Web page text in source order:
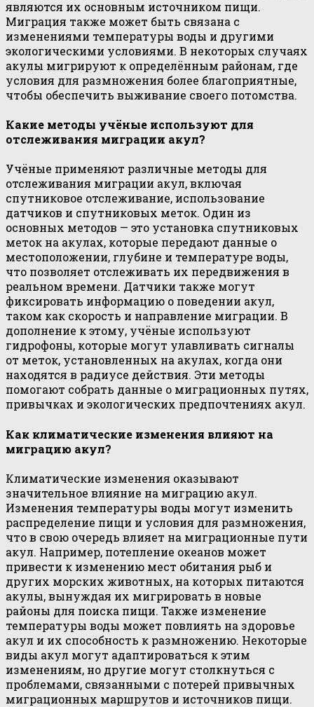
являются их основным источником пищи.
Миграция также может быть связана с
изменениями температуры воды и другими
экологическими условиями. В некоторых случаях
акулы мигрируют к определённым районам, где
условия для размножения более благоприятные,
чтобы обеспечить выживание своего потомства.
Какие методы учёные используют для
отслеживания миграции акул?
Учёные применяют различные методы для
отслеживания миграции акул, включая
спутниковое отслеживание, использование
датчиков и спутниковых меток. Один из
основных методов — это установка спутниковых
меток на акулах, которые передают данные о
местоположении, глубине и температуре воды,
что позволяет отслеживать их передвижения в
реальном времени. Датчики также могут
фиксировать информацию о поведении акул,
таком как скорость и направление миграции. В
дополнение к этому, учёные используют
гидрофоны, которые могут улавливать сигналы
от меток, установленных на акулах, когда они
находятся в радиусе действия. Эти методы
помогают собрать данные о миграционных путях,
привычках и экологических предпочтениях акул.
Как климатические изменения влияют на
миграцию акул?
Климатические изменения оказывают
значительное влияние на миграцию акул.
Изменения температуры воды могут изменить
распределение пищи и условия для размножения,
что в свою очередь влияет на миграционные пути
акул. Например, потепление океанов может
привести к изменению мест обитания рыб и
других морских животных, на которых питаются
акулы, вынуждая их мигрировать в новые
районы для поиска пищи. Также изменение
температуры воды может повлиять на здоровье
акул и их способность к размножению. Некоторые
виды акул могут адаптироваться к этим
изменениям, но другие могут столкнуться с
проблемами, связанными с потерей привычных
миграционных маршрутов и источников пищи.